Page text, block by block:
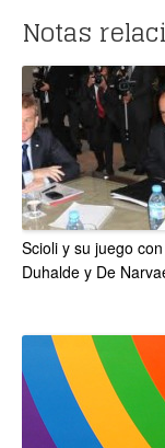
Notas
Scioli y su juego con
Duhalde y De